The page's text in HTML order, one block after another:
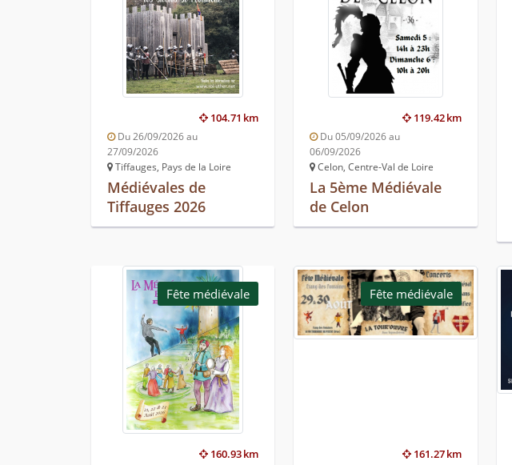
104.71 km
Du 26/09/2026 au
27/09/2026
Tiffauges, Pays de la Loire
Médiévales de
Tiffauges 2026
119.42 km
Du 05/09/2026 au
06/09/2026
Celon, Centre-Val de Loire
La 5ème Médiévale
de Celon
Fête médiévale
160.93 km
Fête médiévale
161.27 km